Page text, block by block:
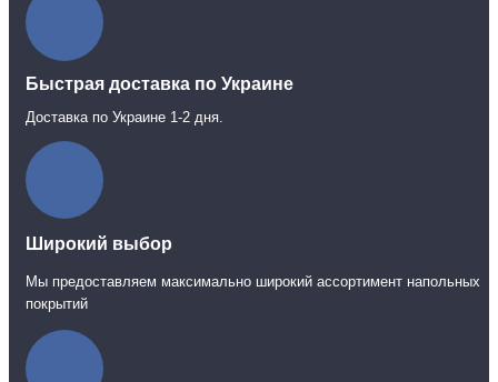
Быстрая доставка по Украине
Доставка по Украине 1-2 дня.
Широкий выбор
Мы предоставляем максимально широкий ассортимент напольных
покрытий